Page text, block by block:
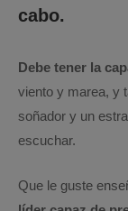
cabo.
Debe tener la
viento y marea, y
soñador y un
escuchar.
Que le guste